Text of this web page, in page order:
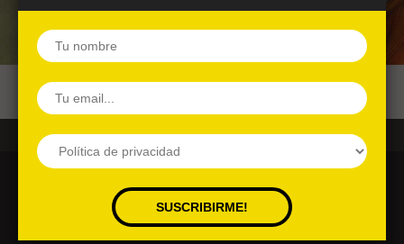
BYFANZINE | ESTUDIO TALLER GRÁFICO
Privacidad Aviso legal